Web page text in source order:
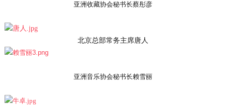
亚洲收藏协会秘书长蔡彤彦
北京总部常务主席唐人
亚洲音乐协会秘书长赖雪丽